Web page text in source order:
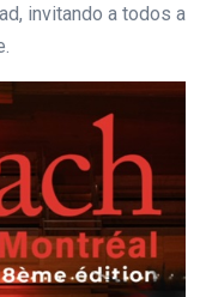
invitando a todos a